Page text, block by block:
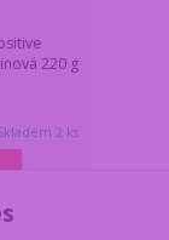
220 g
2 ks